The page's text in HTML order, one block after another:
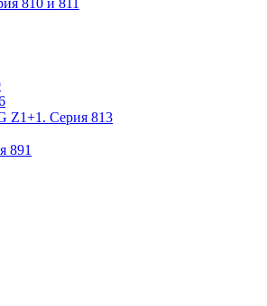
810 и 811
Z1+1. Серия 813
891